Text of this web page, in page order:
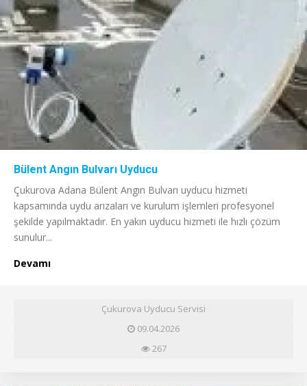
Bülent Angın Bulvarı Uyducu
Çukurova Adana Bülent Angın Bulvarı uyducu hizmeti
kapsamında uydu arızaları ve kurulum işlemleri profesyonel
şekilde yapılmaktadır. En yakın uyducu hizmeti ile hızlı çözüm
sunulur...
Devamı
Çukurova Uyducu Servisi
09.04.2026
267